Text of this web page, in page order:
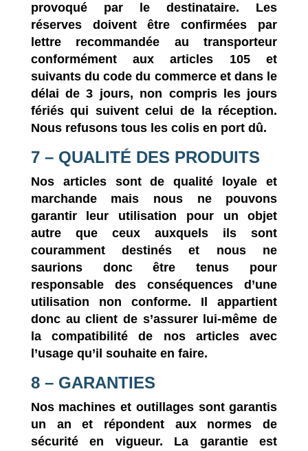
provoqué par le destinataire. Les
réserves doivent être confirmées par
lettre recommandée au transporteur
conformément aux articles 105 et
suivants du code du commerce et dans le
délai de 3 jours, non compris les jours
fériés qui suivent celui de la réception.
Nous refusons tous les colis en port dû.
7 – QUALITÉ DES PRODUITS
Nos articles sont de qualité loyale et
marchande mais nous ne pouvons
garantir leur utilisation pour un objet
autre que ceux auxquels ils sont
couramment destinés et nous ne
saurions donc être tenus pour
responsable des conséquences d’une
utilisation non conforme. Il appartient
donc au client de s’assurer lui-même de
la compatibilité de nos articles avec
l’usage qu’il souhaite en faire.
8 – GARANTIES
Nos machines et outillages sont garantis
un an et répondent aux normes de
sécurité en vigueur. La garantie est